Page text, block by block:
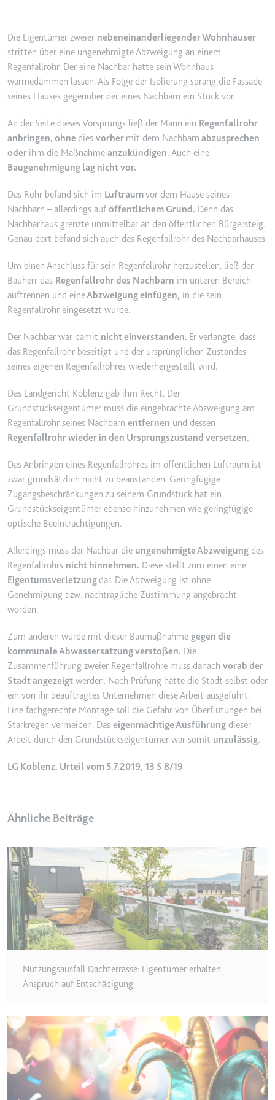
und das Verhalten des Besuchers
zu senden. Erfasst den Besucher
über Geräte und Marketingkanäle
hinweg.
Ablauf:
2 Jahre
Typ:
HTTP-Cookie
_ga_#
Zweck:
Wird verwendet, um Daten zu
Google Analytics über das Gerät
und das Verhalten des Besuchers
zu senden. Erfasst den Besucher
hinweg.
Ablauf:
Typ:
HTTP-Cookie
_gcl_au
Anbieter:
smartlaw.de
der Werbeaktivitäten der Website
zu messen, indem Daten über die
Conversion-Rate der Anzeigen der
Website über mehrere Websites
Ablauf:
3 Monate
Typ:
HTTP-Cookie
Anbieter:
www.googletagmanager.com
Zweck:
Verfolgt die Konversionsrate
zwischen dem Nutzer und den
Werbebannern auf der Website -
Website.
Beständig
Typ:
HTML Local Storage
__Secure-ROLLOUT_TOKEN
Anbieter:
youtube.com
Interaktion der Nutzer mit
Ablauf:
180 Tage
__Secure-YEC
Anbieter:
youtube.com
Zweck:
Speichert die
Benutzereinstellungen beim Abruf
eines auf anderen Webseiten
Ablauf:
Sitzung
__Secure-YNID
Anbieter:
youtube.com
Zweck:
Wird verwendet, um die
Interaktion der Nutzer mit
Ablauf:
180 Tage
Typ:
HTTP-Cookie
YSC
Registriert eine eindeutige ID, um
Statistiken der Videos von
YouTube, die der Benutzer
gesehen hat, zu behalten.
Ablauf:
Sitzung
Typ:
HTTP-Cookie
Die Eigentümer zweier nebeneinanderliegender Wohnhäuser
stritten über eine ungenehmigte Abzweigung an einem
Regenfallrohr. Der eine Nachbar hatte sein Wohnhaus
wärmedämmen lassen. Als Folge der Isolierung sprang die Fassade
seines Hauses gegenüber der eines Nachbarn ein Stück vor.
An der Seite dieses Vorsprungs ließ der Mann ein Regenfallrohr
anbringen, ohnedies vorher mit dem Nachbarn abzusprechen
oder ihm die Maßnahme anzukündigen. Auch eine
Baugenehmigung lag nicht vor.
Das Rohr befand sich im Luftraumvor dem Hause seines
Nachbarn – allerdings auf öffentlichem Grund. Denn das
Nachbarhaus grenzte unmittelbar an den öffentlichen Bürgersteig.
Genau dort befand sich auch das Regenfallrohr des Nachbarhauses.
Um einen Anschluss für sein Regenfallrohr herzustellen, ließ der
Bauherr das Regenfallrohr des Nachbarn im unteren Bereich
auftrennen und eineAbzweigung einfügen, in die sein
Regenfallrohr eingesetzt wurde.
Der Nachbar war damit nicht einverstanden. Er verlangte, dass
das Regenfallrohr beseitigt und der ursprünglichen Zustandes
seines eigenen Regenfallrohres wiederhergestellt wird.
Das Landgericht Koblenz gab ihm Recht. Der
Grundstückseigentümer muss die eingebrachte Abzweigung am
Regenfallrohr seines Nachbarn entfernen und dessen
Regenfallrohr wieder in den Ursprungszustand versetzen.
Das Anbringen eines Regenfallrohres im öffentlichen Luftraum ist
zwar grundsätzlich nicht zu beanstanden. Geringfügige
Zugangsbeschränkungen zu seinem Grundstück hat ein
Grundstückseigentümer ebenso hinzunehmen wie geringfügige
optische Beeinträchtigungen.
Allerdings muss der Nachbar die ungenehmigte Abzweigung des
Regenfallrohrs nicht hinnehmen. Diese stellt zum einen eine
Eigentumsverletzungdar. Die Abzweigung ist ohne
Genehmigung bzw. nachträgliche Zustimmung angebracht
worden.
Zum anderen wurde mit dieser Baumaßnahme gegen die
kommunale Abwassersatzung verstoßen. Die
Zusammenführung zweier Regenfallrohre muss danach vorab der
Stadt angezeigt werden. Nach Prüfung hätte die Stadt selbst oder
ein von ihr beauftragtes Unternehmen diese Arbeit ausgeführt.
Eine fachgerechte Montage soll die Gefahr von Überflutungen bei
Starkregen vermeiden. Das eigenmächtige Ausführung dieser
Arbeit durch den Grundstückseigentümer war somit unzulässig.
LG Koblenz, Urteil vom 5.7.2019, 13 S 8/19
Ähnliche Beiträge
Nutzungsausfall Dachterrasse: Eigentümer erhalten
Anspruch auf Entschädigung